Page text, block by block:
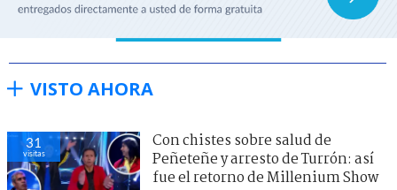
VISTO AHORA
31
visitas
Con chistes sobre salud de
Peñeteñe y arresto de Turrón: así
fue el retorno de Millenium Show